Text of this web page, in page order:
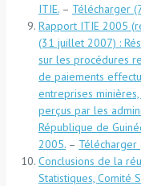
ITIE. – Télécharger
Rapport ITIE 2005
(31 juillet 2007) :
sur les procédures
de paiements
entreprises
perçus par les
République de
2005. – Télécharger
Conclusions de la
Statistiques, Comité